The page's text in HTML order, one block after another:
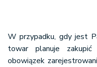
W przypadku, gdy jest
towar planuje
obowiązek